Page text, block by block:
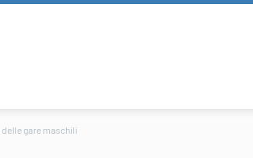
gare maschili